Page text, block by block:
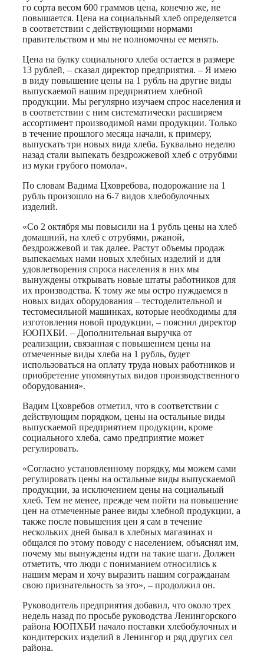
го сорта весом 600 граммов цена, конечно же, не
повышается. Цена на социальный хлеб определяется
в соответствии с действующими нормами
правительством и мы не полномочны ее менять.
Цена на булку социального хлеба остается в размере
13 рублей, – сказал директор предприятия. – Я имею
в виду повышение цены на 1 рубль на другие виды
выпускаемой нашим предприятием хлебной
продукции. Мы регулярно изучаем спрос населения и
в соответствии с ним систематически расширяем
ассортимент производимой нами продукции. Только
в течение прошлого месяца начали, к примеру,
выпускать три новых вида хлеба. Буквально неделю
назад стали выпекать бездрожжевой хлеб с отрубями
из муки грубого помола».
По словам Вадима Цховребова, подорожание на 1
рубль произошло на 6-7 видов хлебобулочных
изделий.
«Со 2 октября мы повысили на 1 рубль цены на хлеб
домашний, на хлеб с отрубями, ржаной,
бездрожжевой и так далее. Растут объемы продаж
выпекаемых нами новых хлебных изделий и для
удовлетворения спроса населения в них мы
вынуждены открывать новые штаты работников для
их производства. К тому же мы остро нуждаемся в
новых видах оборудования – тестоделительной и
тестомесильной машинках, которые необходимы для
изготовления новой продукции, – пояснил директор
ЮОПХБИ. – Дополнительная выручка от
реализации, связанная с повышением цены на
отмеченные виды хлеба на 1 рубль, будет
использоваться на оплату труда новых работников и
приобретение упомянутых видов производственного
оборудования».
Вадим Цховребов отметил, что в соответствии с
действующим порядком, цены на остальные виды
выпускаемой предприятием продукции, кроме
социального хлеба, само предприятие может
регулировать.
«Согласно установленному порядку, мы можем сами
регулировать цены на остальные виды выпускаемой
продукции, за исключением цены на социальный
хлеб. Тем не менее, прежде чем пойти на повышение
цен на отмеченные ранее виды хлебной продукции, а
также после повышения цен я сам в течение
нескольких дней бывал в хлебных магазинах и
общался по этому поводу с населением, объяснял им,
почему мы вынуждены идти на такие шаги. Должен
отметить, что люди с пониманием относились к
нашим мерам и хочу выразить нашим согражданам
свою признательность за это», – продолжил он.
Руководитель предприятия добавил, что около трех
недель назад по просьбе руководства Ленингорского
района ЮОПХБИ начало поставки хлебобулочных и
кондитерских изделий в Ленингор и ряд других сел
района.